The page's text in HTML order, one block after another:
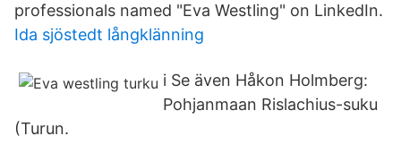
professionals named "Eva Westling" on LinkedIn.
Ida sjöstedt långklänning
i Se även Håkon Holmberg:
Pohjanmaan Rislachius-suku
(Turun.